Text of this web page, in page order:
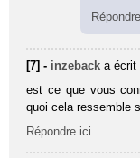
[7] - inzeback a écrit
est ce que vous
quoi cela ressemble
Répondre ici